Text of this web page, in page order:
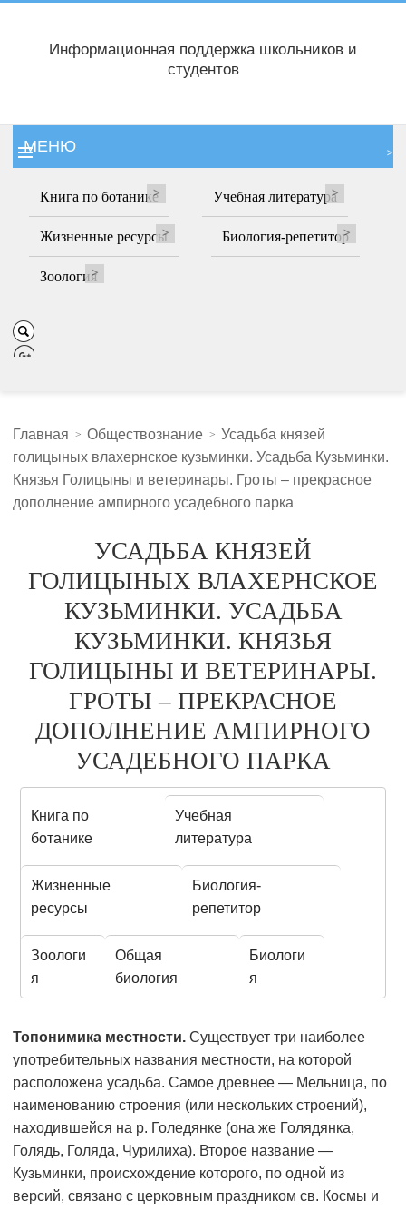
Информационная поддержка школьников и
студентов
МЕНЮ
Книга по ботанике Учебная литература
Жизненные ресурсы Биология-репетитор
Зоология
Главная Обществознание
Усадьба князей
голицыных влахернское кузьминки. Усадьба Кузьминки.
Князья Голицыны и ветеринары. Гроты – прекрасное
дополнение ампирного усадебного парка
УСАДЬБА КНЯЗЕЙ
ГОЛИЦЫНЫХ ВЛАХЕРНСКОЕ
КУЗЬМИНКИ. УСАДЬБА
КУЗЬМИНКИ. КНЯЗЬЯ
ГОЛИЦЫНЫ И ВЕТЕРИНАРЫ.
ГРОТЫ – ПРЕКРАСНОЕ
ДОПОЛНЕНИЕ АМПИРНОГО
УСАДЕБНОГО ПАРКА
Книга по
ботанике
Учебная
литература
Жизненные
ресурсы
Биология-
репетитор
Зоологи
я
Общая
биология
Биологи
я
Топонимика местности. Существует три наиболее
употребительных названия местности, на которой
расположена усадьба. Самое древнее — Мельница, по
наименованию строения (или нескольких строений),
находившейся на р. Голедянке (она же Голядянка,
Голядь, Голяда, Чурилиха). Второе название —
Кузьминки, происхождение которого, по одной из
версий, связано с церковным праздником св. Космы и